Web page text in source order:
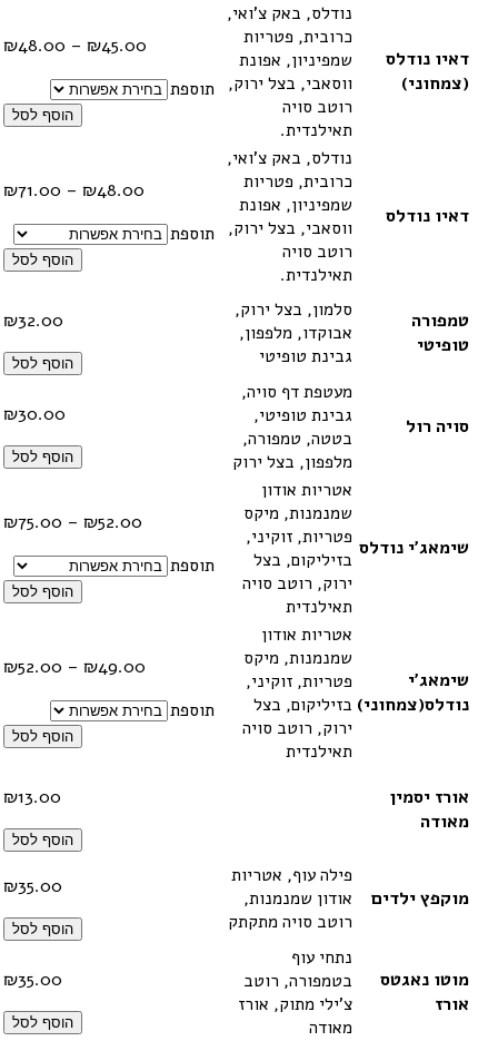
דאיו נודלס
(צמחוני)
נודלס, באק צ'ואי,
כרובית, פטריות
שמפיניון, אפונת
ווסאבי, בצל ירוק,
רוטב סויה
תאילנדית.
₪45.00
–
₪48.00
עד
תוספת
הוסף לסל
דאיו נודלס
נודלס, באק צ'ואי,
כרובית, פטריות
שמפיניון, אפונת
ווסאבי, בצל ירוק,
רוטב סויה
תאילנדית.
₪48.00
–
₪71.00
עד
תוספת
הוסף לסל
טמפורה
טופיטי
סלמון, בצל ירוק,
אבוקדו, מלפפון,
גבינת טופיטי
₪32.00
הוסף לסל
סויה רול
מעטפת דף סויה,
גבינת טופיטי,
בטטה, טמפורה,
מלפפון, בצל ירוק
₪30.00
הוסף לסל
שימאג'י נודלס
אטריות אודון
שמנמנות, מיקס
פטריות, זוקיני,
בזיליקום, בצל
ירוק, רוטב סויה
תאילנדית
₪52.00
–
₪75.00
עד
תוספת
הוסף לסל
שימאג'י
נודלס(צמחוני)
אטריות אודון
שמנמנות, מיקס
פטריות, זוקיני,
בזיליקום, בצל
ירוק, רוטב סויה
תאילנדית
₪49.00
–
₪52.00
עד
תוספת
הוסף לסל
אורז יסמין
מאודה
₪13.00
הוסף לסל
מוקפץ ילדים
פילה עוף, אטריות
אודון שמנמנות,
רוטב סויה מתקתק
₪35.00
הוסף לסל
מוטו נאגטס
אורז
נתחי עוף
בטמפורה, רוטב
צ'ילי מתוק, אורז
מאודה
₪35.00
הוסף לסל